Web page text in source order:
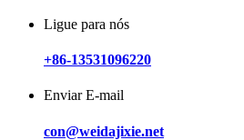
Ligue para nós
+86-13531096220
Enviar E-mail
con@weidajixie.net